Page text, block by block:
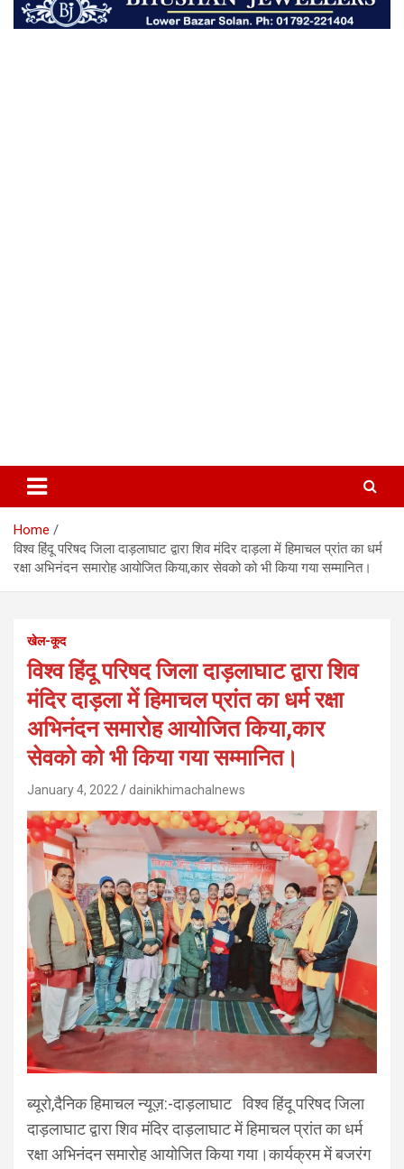
Home
विश्व हिंदू परिषद जिला दाड़लाघाट द्वारा शिव मंदिर दाड़ला में हिमाचल प्रांत का धर्म
रक्षा अभिनंदन समारोह आयोजित किया,कार सेवको को भी किया गया सम्मानित।
खेल-कूद
विश्व हिंदू परिषद जिला दाड़लाघाट द्वारा शिव
मंदिर दाड़ला में हिमाचल प्रांत का धर्म रक्षा
अभिनंदन समारोह आयोजित किया,कार
सेवको को भी किया गया सम्मानित।
January 4, 2022 dainikhimachalnews
ब्यूरो,दैनिक हिमाचल न्यूज़:-दाड़लाघाट विश्व हिंदू परिषद जिला
दाड़लाघाट द्वारा शिव मंदिर दाड़लाघाट में हिमाचल प्रांत का धर्म
रक्षा अभिनंदन समारोह आयोजित किया गया।कार्यक्रम में बजरंग